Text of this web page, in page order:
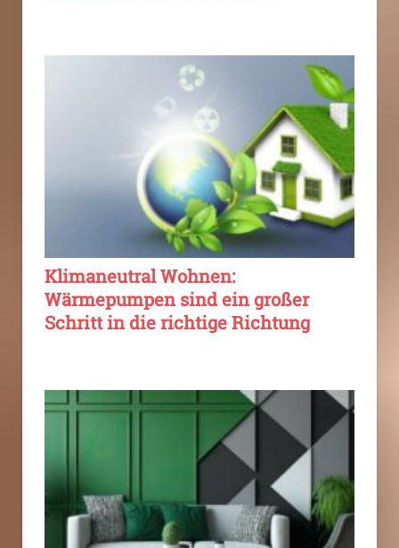
Klimaneutral Wohnen:
Wärmepumpen sind ein großer
Schritt in die richtige Richtung